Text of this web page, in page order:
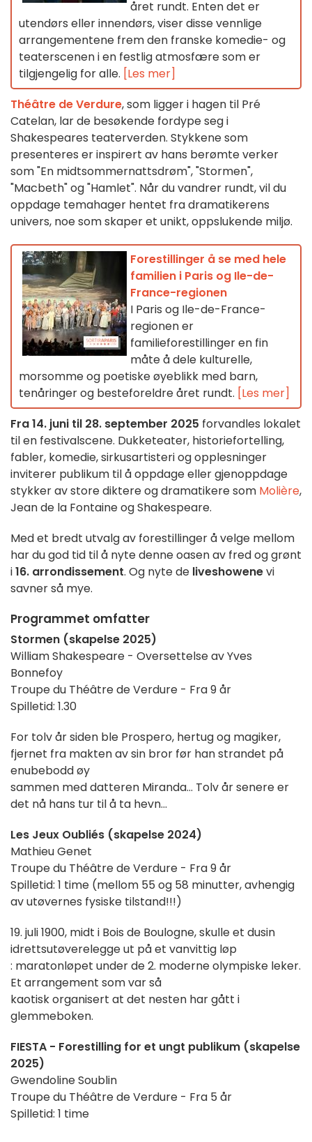
året rundt. Enten det er
utendørs eller innendørs, viser disse vennlige
arrangementene frem den franske komedie- og
teaterscenen i en festlig atmosfære som er
tilgjengelig for alle. [Les mer]
Théâtre de Verdure, som ligger i hagen til Pré
Catelan, lar de besøkende fordype seg i
Shakespeares teaterverden. Stykkene som
presenteres er inspirert av hans berømte verker
som "En midtsommernattsdrøm", "Stormen",
"Macbeth" og "Hamlet". Når du vandrer rundt, vil du
oppdage temahager hentet fra dramatikerens
univers, noe som skaper et unikt, oppslukende miljø.
Forestillinger å se med hele
familien i Paris og Ile-de-
France-regionen
I Paris og Ile-de-France-
regionen er
familieforestillinger en fin
måte å dele kulturelle,
morsomme og poetiske øyeblikk med barn,
tenåringer og besteforeldre året rundt. [Les mer]
Fra 14. juni til 28. september 2025 forvandles lokalet
til en festivalscene. Dukketeater, historiefortelling,
fabler, komedie, sirkusartisteri og opplesninger
inviterer publikum til å oppdage eller gjenoppdage
stykker av store diktere og dramatikere som Molière,
Jean de la Fontaine og Shakespeare.
Med et bredt utvalg av forestillinger å velge mellom
har du god tid til å nyte denne oasen av fred og grønt
i16. arrondissement. Og nyte de liveshowenevi
savner så mye.
Programmet omfatter
Stormen (skapelse 2025)
William Shakespeare - Oversettelse av Yves
Bonnefoy
Troupe du Théâtre de Verdure - Fra 9 år
Spilletid: 1.30
For tolv år siden ble Prospero, hertug og magiker,
fjernet fra makten av sin bror før han strandet på
enubebodd øy
sammen med datteren Miranda... Tolv år senere er
det nå hans tur til å ta hevn...
Les Jeux Oubliés (skapelse 2024)
Mathieu Genet
Troupe du Théâtre de Verdure - Fra 9 år
Spilletid: 1 time (mellom 55 og 58 minutter, avhengig
av utøvernes fysiske tilstand!!!)
19. juli 1900, midt i Bois de Boulogne, skulle et dusin
idrettsutøverelegge ut på et vanvittig løp
: maratonløpet under de 2. moderne olympiske leker.
Et arrangement som var så
kaotisk organisert at det nesten har gått i
glemmeboken.
FIESTA - Forestilling for et ungt publikum (skapelse
2025)
Gwendoline Soublin
Troupe du Théâtre de Verdure - Fra 5 år
Spilletid: 1 time